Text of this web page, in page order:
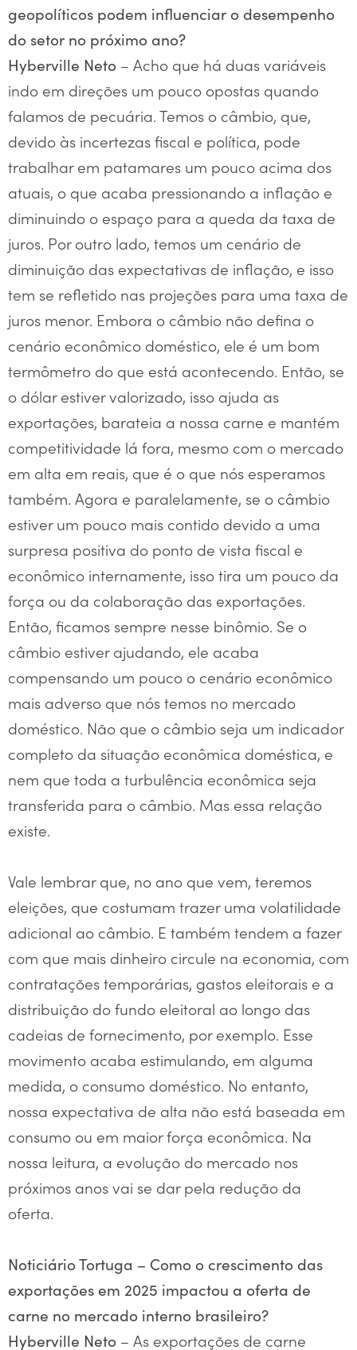
geopolíticos podem influenciar o desempenho
do setor no próximo ano?
Hyberville Neto – Acho que há duas variáveis
indo em direções um pouco opostas quando
falamos de pecuária. Temos o câmbio, que,
devido às incertezas fiscal e política, pode
trabalhar em patamares um pouco acima dos
atuais, o que acaba pressionando a inflação e
diminuindo o espaço para a queda da taxa de
juros. Por outro lado, temos um cenário de
diminuição das expectativas de inflação, e isso
tem se refletido nas projeções para uma taxa de
juros menor. Embora o câmbio não defina o
cenário econômico doméstico, ele é um bom
termômetro do que está acontecendo. Então, se
o dólar estiver valorizado, isso ajuda as
exportações, barateia a nossa carne e mantém
competitividade lá fora, mesmo com o mercado
em alta em reais, que é o que nós esperamos
também. Agora e paralelamente, se o câmbio
estiver um pouco mais contido devido a uma
surpresa positiva do ponto de vista fiscal e
econômico internamente, isso tira um pouco da
força ou da colaboração das exportações.
Então, ficamos sempre nesse binômio. Se o
câmbio estiver ajudando, ele acaba
compensando um pouco o cenário econômico
mais adverso que nós temos no mercado
doméstico. Não que o câmbio seja um indicador
completo da situação econômica doméstica, e
nem que toda a turbulência econômica seja
transferida para o câmbio. Mas essa relação
existe.
Vale lembrar que, no ano que vem, teremos
eleições, que costumam trazer uma volatilidade
adicional ao câmbio. E também tendem a fazer
com que mais dinheiro circule na economia, com
contratações temporárias, gastos eleitorais e a
distribuição do fundo eleitoral ao longo das
cadeias de fornecimento, por exemplo. Esse
movimento acaba estimulando, em alguma
medida, o consumo doméstico. No entanto,
nossa expectativa de alta não está baseada em
consumo ou em maior força econômica. Na
nossa leitura, a evolução do mercado nos
próximos anos vai se dar pela redução da
oferta.
Noticiário Tortuga – Como o crescimento das
exportações em 2025 impactou a oferta de
carne no mercado interno brasileiro?
Hyberville Neto – As exportações de carne